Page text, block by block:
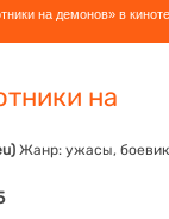
на демонов» в
на
Жанр: ужасы, боевик